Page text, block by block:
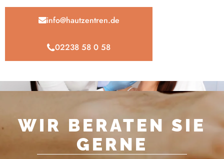
info@hautzentren.de
02238 58 0 58
WIR BERATEN SIE
GERNE